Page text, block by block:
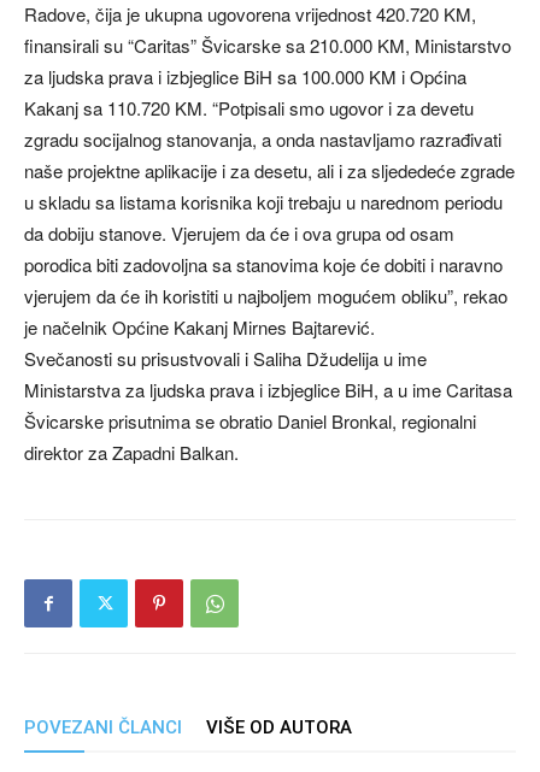
Radove, čija je ukupna ugovorena vrijednost 420.720 KM,
finansirali su “Caritas” Švicarske sa 210.000 KM, Ministarstvo
za ljudska prava i izbjeglice BiH sa 100.000 KM i Općina
Kakanj sa 110.720 KM. “Potpisali smo ugovor i za devetu
zgradu socijalnog stanovanja, a onda nastavljamo razrađivati
naše projektne aplikacije i za desetu, ali i za sljededeće zgrade
u skladu sa listama korisnika koji trebaju u narednom periodu
da dobiju stanove. Vjerujem da će i ova grupa od osam
porodica biti zadovoljna sa stanovima koje će dobiti i naravno
vjerujem da će ih koristiti u najboljem mogućem obliku”, rekao
je načelnik Općine Kakanj Mirnes Bajtarević.
Svečanosti su prisustvovali i Saliha Džudelija u ime
Ministarstva za ljudska prava i izbjeglice BiH, a u ime Caritasa
Švicarske prisutnima se obratio Daniel Bronkal, regionalni
direktor za Zapadni Balkan.
POVEZANI ČLANCI VIŠE OD AUTORA